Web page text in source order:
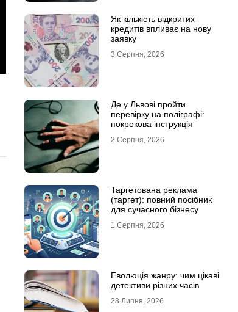
Як кількість відкритих
кредитів впливає на нову
заявку
3 Серпня, 2026
Де у Львові пройти
перевірку на поліграфі:
покрокова інструкція
2 Серпня, 2026
Таргетована реклама
(таргет): повний посібник
для сучасного бізнесу
1 Серпня, 2026
Еволюція жанру: чим цікаві
детективи різних часів
23 Липня, 2026